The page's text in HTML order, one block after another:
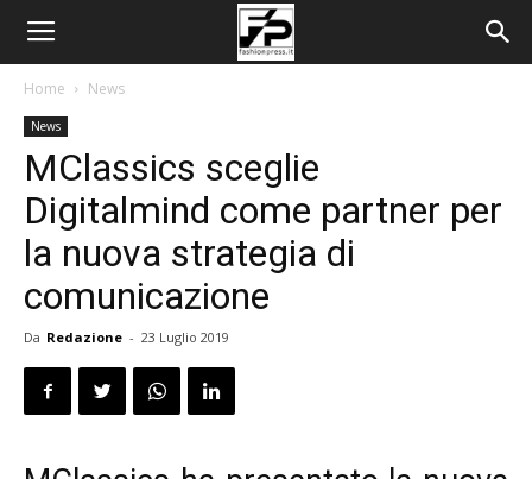
Home News
News
MClassics sceglie
Digitalmind come partner per
la nuova strategia di
comunicazione
Da Redazione - 23 Luglio 2019